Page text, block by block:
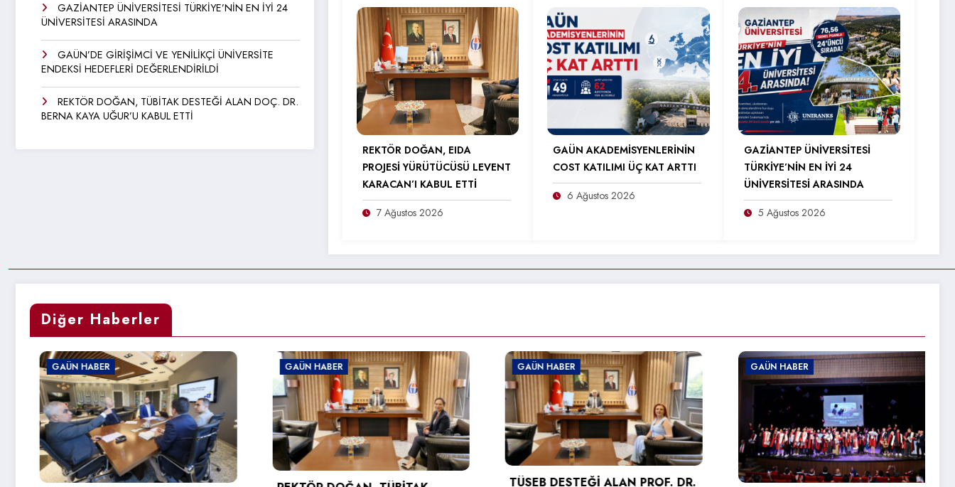
GAZİANTEP ÜNİVERSİTESİ TÜRKİYE’NİN EN İYİ 24
ÜNİVERSİTESİ ARASINDA
GAÜN’DE GİRİŞİMCİ VE YENİLİKÇİ ÜNİVERSİTE
ENDEKSİ HEDEFLERİ DEĞERLENDİRİLDİ
REKTÖR DOĞAN, TÜBİTAK DESTEĞİ ALAN DOÇ. DR.
BERNA KAYA UĞUR’U KABUL ETTİ
REKTÖR DOĞAN, EIDA
PROJESİ YÜRÜTÜCÜSÜ LEVENT
KARACAN’I KABUL ETTİ
7 Ağustos 2026
GAÜN AKADEMİSYENLERİNİN
COST KATILIMI ÜÇ KAT ARTTI
6 Ağustos 2026
GAZİANTEP ÜNİVERSİTESİ
TÜRKİYE’NİN EN İYİ 24
ÜNİVERSİTESİ ARASINDA
5 Ağustos 2026
Diğer Haberler
GAÜN HABER GAÜN HABER GAÜN HABER
TÜSEB DESTEĞİ ALAN PROF. DR.
GAÜN HABER